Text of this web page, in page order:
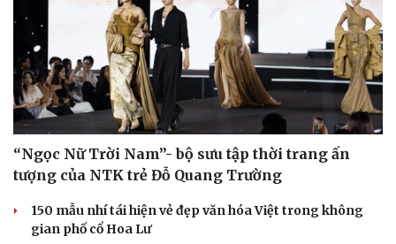
“Ngọc Nữ Trời Nam”- bộ sưu tập thời trang ấn
tượng của NTK trẻ Đỗ Quang Trường
150 mẫu nhí tái hiện vẻ đẹp văn hóa Việt trong không
gian phố cổ Hoa Lư